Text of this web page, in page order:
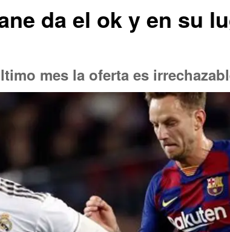
da el ok y en su
mes la oferta es